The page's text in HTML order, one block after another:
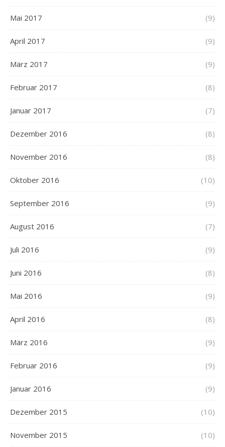
Mai 2017 (9)
April 2017 (9)
März 2017 (9)
Februar 2017 (8)
Januar 2017 (7)
Dezember 2016 (8)
November 2016 (8)
Oktober 2016 (10)
September 2016 (9)
August 2016 (7)
Juli 2016 (9)
Juni 2016 (8)
Mai 2016 (9)
April 2016 (8)
März 2016 (9)
Februar 2016 (9)
Januar 2016 (9)
Dezember 2015 (10)
November 2015 (10)